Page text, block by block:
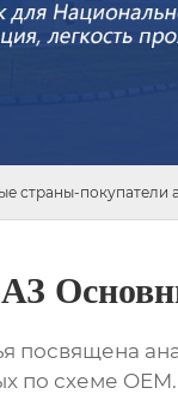
страны-покупатели
посвящена
по схеме